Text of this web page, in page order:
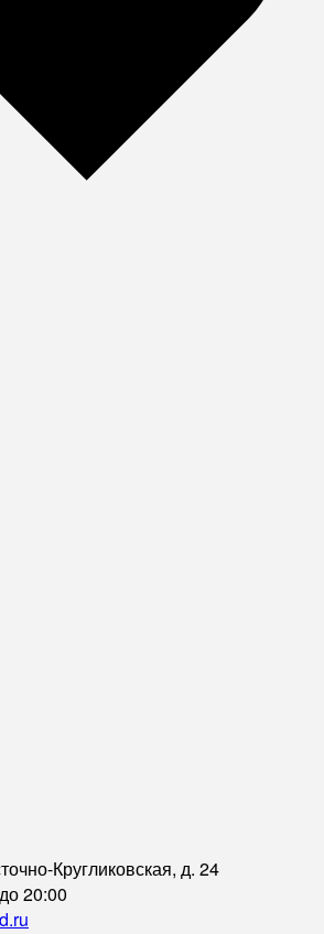
Кругликовская, д. 24
20:00